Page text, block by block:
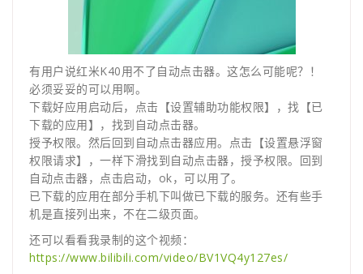
有用户说红米K40用不了自动点击器。这怎么可能呢？！
必须妥妥的可以用啊。
下载好应用启动后，点击【设置辅助功能权限】，找【已
下载的应用】，找到自动点击器。
授予权限。然后回到自动点击器应用。点击【设置悬浮窗
权限请求】，一样下滑找到自动点击器，授予权限。回到
自动点击器，点击启动，ok，可以用了。
已下载的应用在部分手机下叫做已下载的服务。还有些手
机是直接列出来，不在二级页面。
还可以看看我录制的这个视频：
https://www.bilibili.com/video/BV1VQ4y127es/